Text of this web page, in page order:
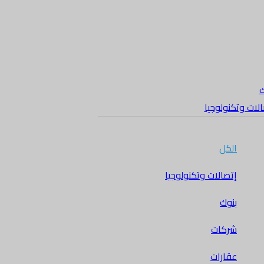
وتكنولوجيا
الكل
إتصالات وتكنولوجيا
بنوك
شركات
عقارات